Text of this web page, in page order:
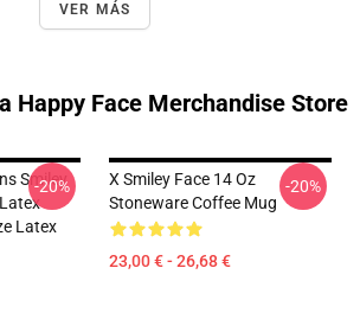
VER MÁS
Happy Face Merchandise Store
Smiley
Latex
-20%
X Smiley Face 14 Oz
Stoneware Coffee Mug
23,00 € - 26,68 €
-20%